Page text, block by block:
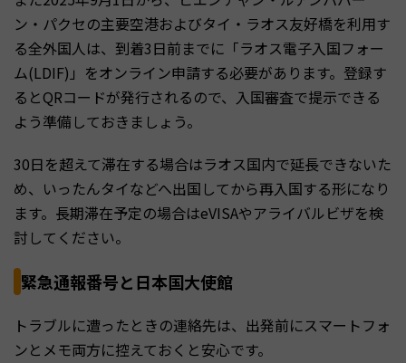
ン・パクセの主要空港およびタイ・ラオス友好橋を利用す
る全外国人は、到着3日前までに「ラオス電子入国フォー
ム(LDIF)」をオンライン申請する必要があります。登録す
るとQRコードが発行されるので、入国審査で提示できる
よう準備しておきましょう。
30日を超えて滞在する場合はラオス国内で延長できないた
め、いったんタイなどへ出国してから再入国する形になり
ます。長期滞在予定の場合はeVISAやアライバルビザを検
討してください。
緊急通報番号と日本国大使館
トラブルに遭ったときの連絡先は、出発前にスマートフォ
ンとメモ両方に控えておくと安心です。